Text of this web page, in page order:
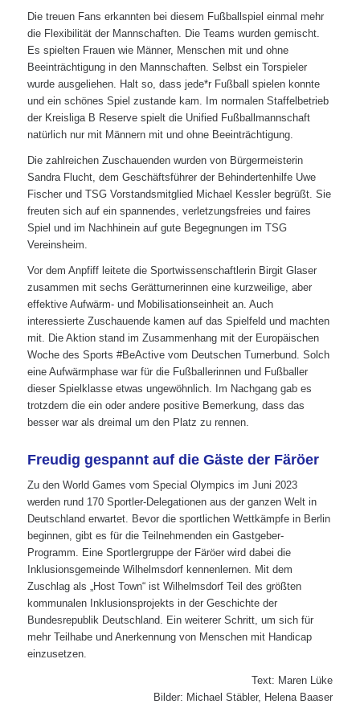
Die treuen Fans erkannten bei diesem Fußballspiel einmal mehr
die Flexibilität der Mannschaften. Die Teams wurden gemischt.
Es spielten Frauen wie Männer, Menschen mit und ohne
Beeinträchtigung in den Mannschaften. Selbst ein Torspieler
wurde ausgeliehen. Halt so, dass jede*r Fußball spielen konnte
und ein schönes Spiel zustande kam. Im normalen Staffelbetrieb
der Kreisliga B Reserve spielt die Unified Fußballmannschaft
natürlich nur mit Männern mit und ohne Beeinträchtigung.
Die zahlreichen Zuschauenden wurden von Bürgermeisterin
Sandra Flucht, dem Geschäftsführer der Behindertenhilfe Uwe
Fischer und TSG Vorstandsmitglied Michael Kessler begrüßt. Sie
freuten sich auf ein spannendes, verletzungsfreies und faires
Spiel und im Nachhinein auf gute Begegnungen im TSG
Vereinsheim.
Vor dem Anpfiff leitete die Sportwissenschaftlerin Birgit Glaser
zusammen mit sechs Gerätturnerinnen eine kurzweilige, aber
effektive Aufwärm- und Mobilisationseinheit an. Auch
interessierte Zuschauende kamen auf das Spielfeld und machten
mit. Die Aktion stand im Zusammenhang mit der Europäischen
Woche des Sports #BeActive vom Deutschen Turnerbund. Solch
eine Aufwärmphase war für die Fußballerinnen und Fußballer
dieser Spielklasse etwas ungewöhnlich. Im Nachgang gab es
trotzdem die ein oder andere positive Bemerkung, dass das
besser war als dreimal um den Platz zu rennen.
Freudig gespannt auf die Gäste der Färöer
Zu den World Games vom Special Olympics im Juni 2023
werden rund 170 Sportler-Delegationen aus der ganzen Welt in
Deutschland erwartet. Bevor die sportlichen Wettkämpfe in Berlin
beginnen, gibt es für die Teilnehmenden ein Gastgeber-
Programm. Eine Sportlergruppe der Färöer wird dabei die
Inklusionsgemeinde Wilhelmsdorf kennenlernen. Mit dem
Zuschlag als „Host Town“ ist Wilhelmsdorf Teil des größten
kommunalen Inklusionsprojekts in der Geschichte der
Bundesrepublik Deutschland. Ein weiterer Schritt, um sich für
mehr Teilhabe und Anerkennung von Menschen mit Handicap
einzusetzen.
Text: Maren Lüke
Bilder: Michael Stäbler, Helena Baaser